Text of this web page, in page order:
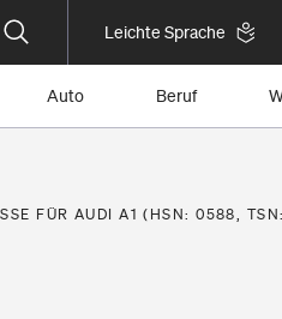
Leichte Sprache
Auto Beruf
FÜR AUDI A1 (HSN: 0588,